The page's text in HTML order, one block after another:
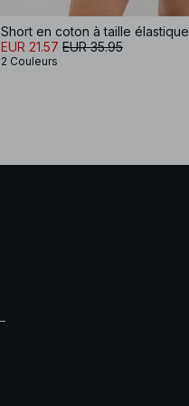
Short en coton à taille élastique
EUR 21.57 EUR 35.95
2 Couleurs